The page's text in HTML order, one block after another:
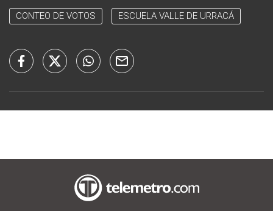
CONTEO DE VOTOS ESCUELA VALLE DE URRACÁ